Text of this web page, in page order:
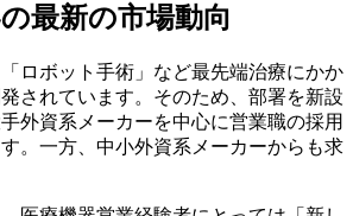
最新の市場動向
ロボット手術」など最先端治療にかか
されています。そのため、部署を新設
外資系メーカーを中心に営業職の採用
。一方、中小外資系メーカーからも求